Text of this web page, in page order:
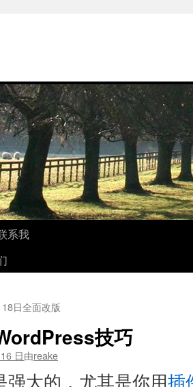
系我
日全面改版
技巧
日由reake
强大的，尤其是你用插